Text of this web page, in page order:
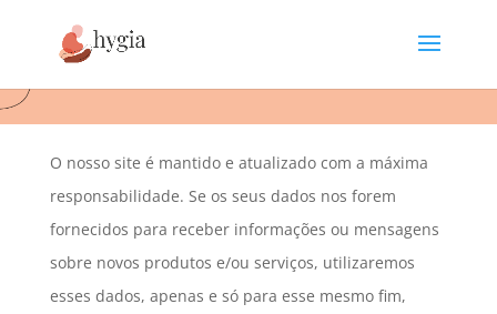
O nosso site é mantido e atualizado com a máxima
responsabilidade. Se os seus dados nos forem
fornecidos para receber informações ou mensagens
sobre novos produtos e/ou serviços, utilizaremos
esses dados, apenas e só para esse mesmo fim,